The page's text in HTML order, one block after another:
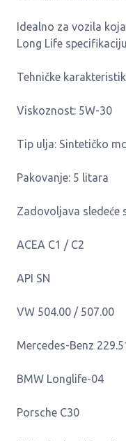
Idealno za vozila
Long Life
Tehničke
Viskoznost: 5W-30
Tip ulja: Sintetičko
Pakovanje: 5 litara
Zadovoljava sledeće
ACEA C1 / C2
API SN
VW 504.00 / 507.00
Mercedes-Benz
BMW Longlife-04
Porsche C30